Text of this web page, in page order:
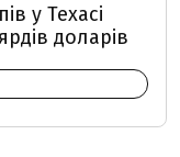
у Техасі
доларів